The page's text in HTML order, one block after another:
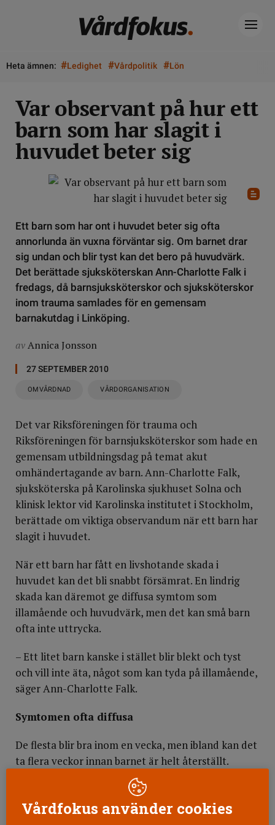
Heta ämnen: #Ledighet #Vårdpolitik #Lön
Var observant på hur ett
barn som har slagit i
huvudet beter sig
Ett barn som har ont i huvudet beter sig ofta
annorlunda än vuxna förväntar sig. Om barnet drar
sig undan och blir tyst kan det bero på huvudvärk.
Det berättade sjuksköterskan Ann-Charlotte Falk i
fredags, då barnsjuksköterskor och sjuksköterskor
inom trauma samlades för en gemensam
barnakutdag i Linköping.
avAnnica Jonsson
27 SEPTEMBER 2010
OMVÅRDNAD VÅRDORGANISATION
Det var Riksföreningen för trauma och
Riksföreningen för barnsjuksköterskor som hade en
gemensam utbildningsdag på temat akut
omhändertagande av barn. Ann-Charlotte Falk,
sjuksköterska på Karolinska sjukhuset Solna och
klinisk lektor vid Karolinska institutet i Stockholm,
berättade om viktiga observandum när ett barn har
slagit i huvudet.
När ett barn har fått en livshotande skada i
huvudet kan det bli snabbt försämrat. En lindrig
skada kan däremot ge diffusa symtom som
illamående och huvudvärk, men det kan små barn
ofta inte uttrycka.
– Ett litet barn kanske i stället blir blekt och tyst
och vill inte äta, något som kan tyda på illamående,
säger Ann-Charlotte Falk.
Symtomen ofta diffusa
De flesta blir bra inom en vecka, men ibland kan det
ta flera veckor innan barnet är helt återställt.
Symtomen kan vara diffusa; barnet kan bli fort
trött och grinigt – ett tecken på överansträngning,
kanske huvudvärk – och det kan bero på att hjärnan
Vårdfokus använder cookies